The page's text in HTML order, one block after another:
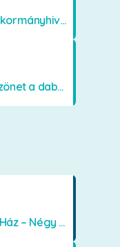
Köszönet a dabasi kormányhivatal munkatársainak
💐 Szívből jövő köszönet a dabasi Orimamiknak! 💐
40 éves a Názáret Ház – Négy évtized szeretetben és gondoskodásban